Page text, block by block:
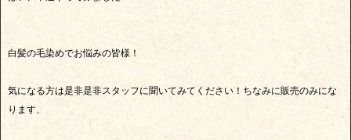
白髪の毛染めでお悩みの皆様！
気になる方は是非是非スタッフに聞いてみてください！ちなみに販売のみにな
ります、